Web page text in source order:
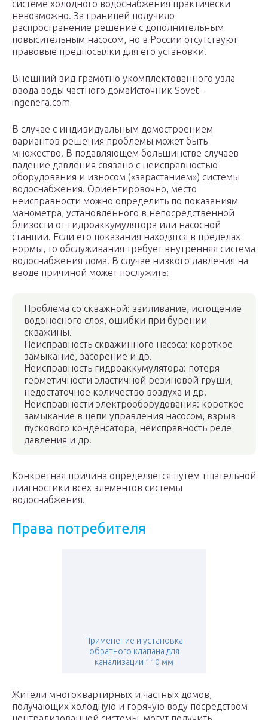
системе холодного водоснабжения практически
невозможно. За границей получило
распространение решение с дополнительным
повысительным насосом, но в России отсутствуют
правовые предпосылки для его установки.
Внешний вид грамотно укомплектованного узла
ввода воды частного домаИсточник Sovet-
ingenera.com
В случае с индивидуальным домостроением
вариантов решения проблемы может быть
множество. В подавляющем большинстве случаев
падение давления связано с неисправностью
оборудования и износом («зарастанием») системы
водоснабжения. Ориентировочно, место
неисправности можно определить по показаниям
манометра, установленного в непосредственной
близости от гидроаккумулятора или насосной
станции. Если его показания находятся в пределах
нормы, то обслуживания требует внутренняя система
водоснабжения дома. В случае низкого давления на
вводе причиной может послужить:
Проблема со скважной: заиливание, истощение
водоносного слоя, ошибки при бурении
скважины.
Неисправность скважинного насоса: короткое
замыкание, засорение и др.
Неисправность гидроаккумулятора: потеря
герметичности эластичной резиновой груши,
недостаточное количество воздуха и др.
Неисправности электрооборудования: короткое
замыкание в цепи управления насосом, взрыв
пускового конденсатора, неисправность реле
давления и др.
Конкретная причина определяется путём тщательной
диагностики всех элементов системы
водоснабжения.
Права потребителя
Применение и установка
обратного клапана для
канализации 110 мм
Жители многоквартирных и частных домов,
получающих холодную и горячую воду посредством